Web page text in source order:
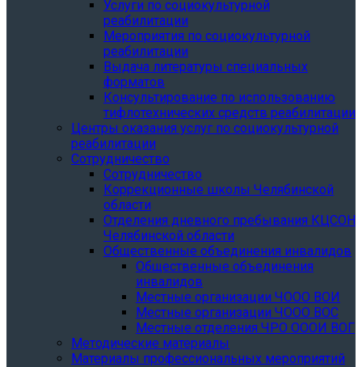
Услуги по социокультурной
реабилитации
Мероприятия по социокультурной
реабилитации
Выдача литературы специальных
форматов
Консультирование по использованию
тифлотехнических средств реабилитации
Центры оказания услуг по социокультурной
реабилитации
Сотрудничество
Сотрудничество
Коррекционные школы Челябинской
области
Отделения дневного пребывания КЦСОН
Челябинской области
Общественные объединения инвалидов
Общественные объединения
инвалидов
Местные организации ЧООО ВОИ
Местные организации ЧООО ВОС
Местные отделения ЧРО ОООИ ВОГ
Методические материалы
Материалы профессиональных мероприятий